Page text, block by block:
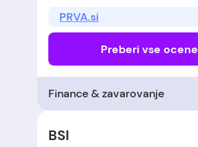
PRVA.si
Preberi vse ocene
Finance & zavarovanje
BSI